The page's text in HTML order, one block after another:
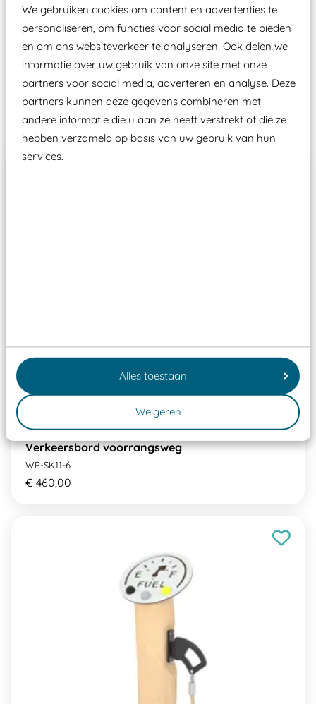
We gebruiken cookies om content en advertenties te
personaliseren, om functies voor social media te bieden
en om ons websiteverkeer te analyseren. Ook delen we
informatie over uw gebruik van onze site met onze
partners voor social media, adverteren en analyse. Deze
partners kunnen deze gegevens combineren met
andere informatie die u aan ze heeft verstrekt of die ze
hebben verzameld op basis van uw gebruik van hun
services.
Alles toestaan
Weigeren
Wij ook speeltoestellen kunnen laten keuren zodat
ze toch binnen het Warenwetbesluit Attractie- en
Speeltoestellen vallen?
Past er goed bij
Verkeersbord voorrangsweg
WP-SK11-6
€ 460,00